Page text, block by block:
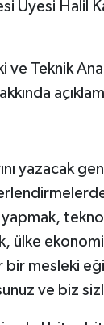
Üyesi Halil
ve Teknik
yazacak
ülke
mesleki
ve biz